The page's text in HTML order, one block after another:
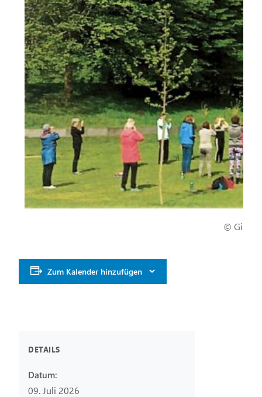
© Gisela
Zum Kalender hinzufügen
DETAILS
Datum:
09. Juli 2026